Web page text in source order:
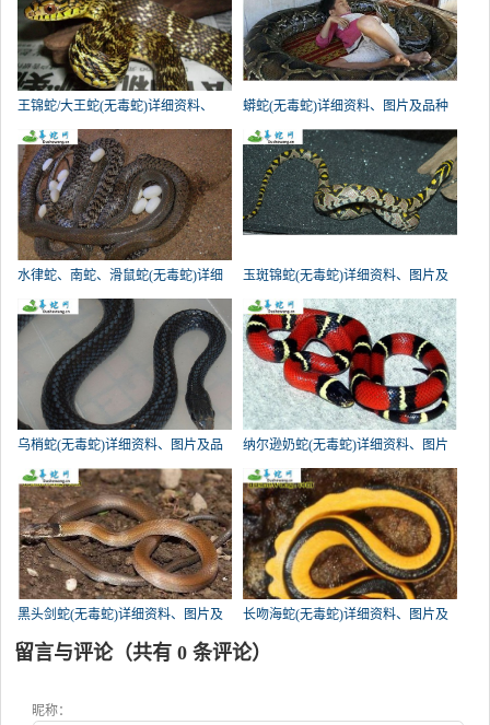
王锦蛇/大王蛇(无毒蛇)详细资料、 蟒蛇(无毒蛇)详细资料、图片及品种
水律蛇、南蛇、滑鼠蛇(无毒蛇)详细 玉斑锦蛇(无毒蛇)详细资料、图片及
乌梢蛇(无毒蛇)详细资料、图片及品 纳尔逊奶蛇(无毒蛇)详细资料、图片
黑头剑蛇(无毒蛇)详细资料、图片及 长吻海蛇(无毒蛇)详细资料、图片及
留言与评论（共有 0 条评论）
昵称：